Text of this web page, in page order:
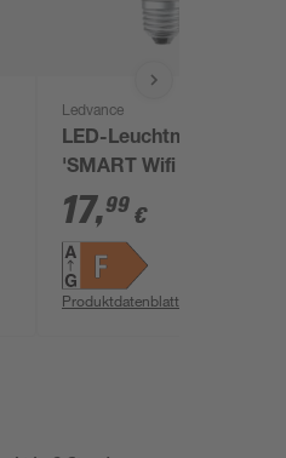
Ledvance
LED-Leuchtmittel
'SMART Wifi CLA'
dimmbar
Standardform matt
E27 9,5 W 1055 lm
RGB - tunable white
17,99 €
Produktdatenblatt